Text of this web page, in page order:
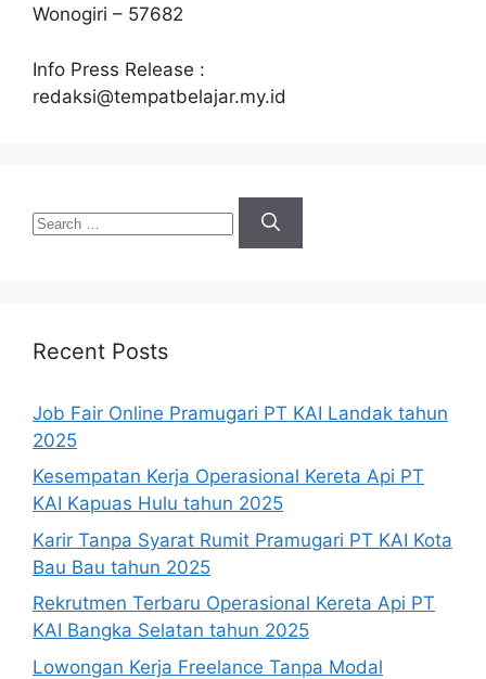
Wonogiri – 57682
Info Press Release :
redaksi@tempatbelajar.my.id
Search
for:
Recent Posts
Job Fair Online Pramugari PT KAI Landak tahun
2025
Kesempatan Kerja Operasional Kereta Api PT
KAI Kapuas Hulu tahun 2025
Karir Tanpa Syarat Rumit Pramugari PT KAI Kota
Bau Bau tahun 2025
Rekrutmen Terbaru Operasional Kereta Api PT
KAI Bangka Selatan tahun 2025
Lowongan Kerja Freelance Tanpa Modal